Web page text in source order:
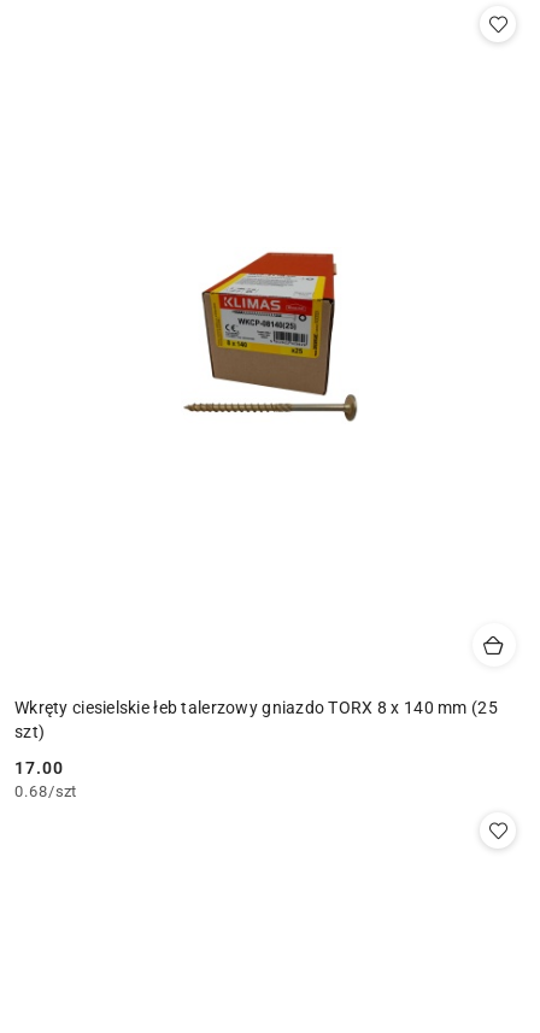
Wkręty ciesielskie łeb talerzowy gniazdo TORX 8 x 140 mm (25
szt)
Cena:
17.00
0.68/szt